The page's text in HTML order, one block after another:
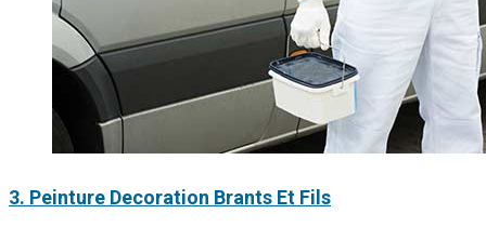
3. Peinture Decoration Brants Et Fils